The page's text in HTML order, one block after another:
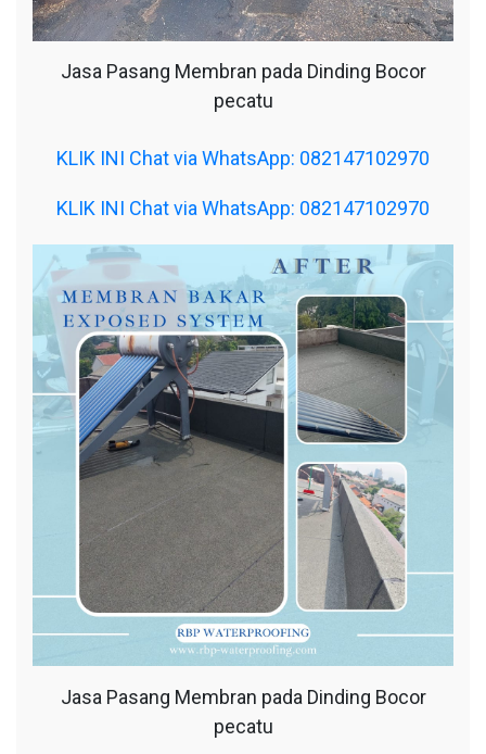
Jasa Pasang Membran pada Dinding Bocor
pecatu
KLIK INI Chat via WhatsApp: 082147102970
KLIK INI Chat via WhatsApp: 082147102970
Jasa Pasang Membran pada Dinding Bocor
pecatu